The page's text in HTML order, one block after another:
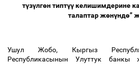
түзүлгөнтиптүүкелишимдерине
талаптар жөнүндө”
Ушул Жобо, Кыргыз
Республикасынын
Улуттук банкы